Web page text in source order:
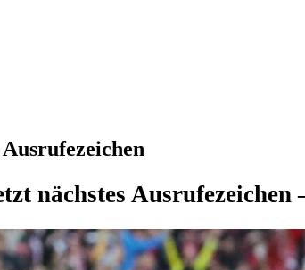
nächstes Ausrufezeichen